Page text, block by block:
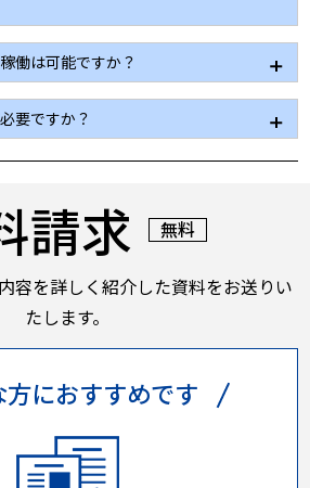
色決め等考慮すると、１カ月程
働は可能ですか？
。どうしても業務に支障が出る場
支障が少なく済むよう対応をさせ
要ですか？
しているため基本的には必要あり
る点があれば都度確認していただ
請求 無料
容を詳しく紹介した資料をお送りい
たします。
方におすすめです